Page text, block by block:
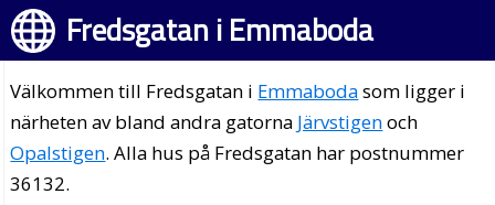
Fredsgatan i Emmaboda
Välkommen till Fredsgatan i Emmabodasom ligger i
närheten av bland andra gatorna Järvstigenoch
Opalstigen. Alla hus på Fredsgatan har postnummer
36132.